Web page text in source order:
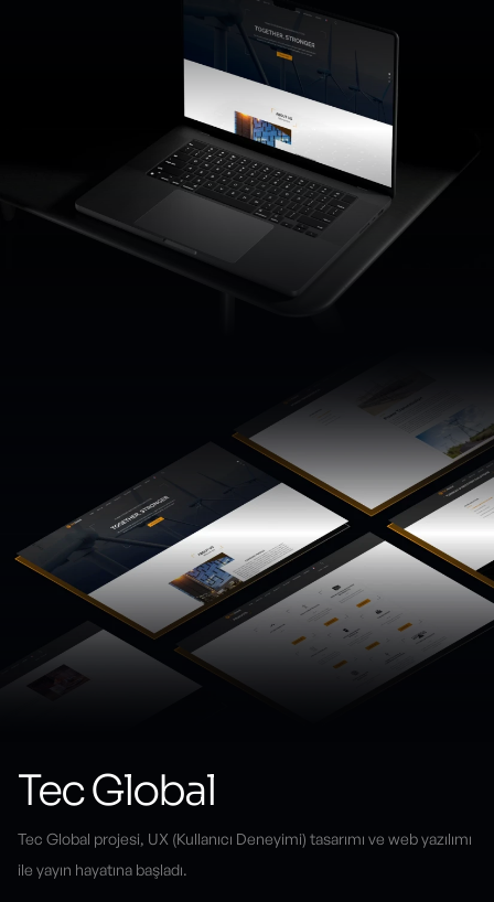
Tec Global
Tec Global projesi, UX (Kullanıcı Deneyimi) tasarımı ve web yazılımı
ile yayın hayatına başladı.